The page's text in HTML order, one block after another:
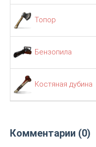
Топор
Бензопила
Костяная дубина
Комментарии (0)